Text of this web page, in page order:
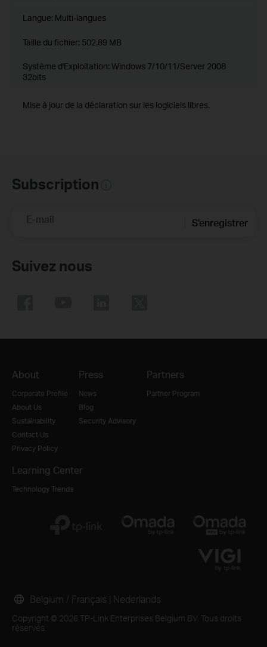
Langue: Multi-langues
Taille du fichier: 502.89 MB
Système d'Exploitation: Windows 7/10/11/Server 2008
32bits
Mise à jour de la déclaration sur les logiciels libres.
Subscription
E-mail S'enregistrer
Suivez nous
About
Corporate Profile
About Us
Sustainability
Contact Us
Privacy Policy
Press
News
Blog
Security Advisory
Partners
Partner Program
Learning Center
Technology Trends
Copyright © 2026 TP-Link Enterprises Belgium BV. Tous droits
réservés.
Belgium / Français | Nederlands